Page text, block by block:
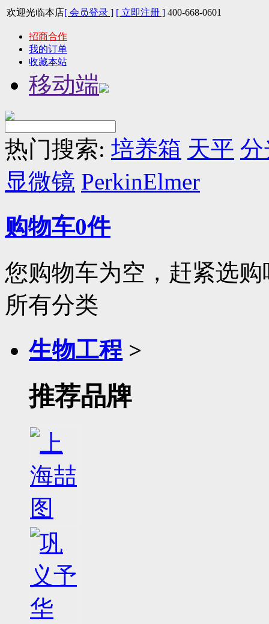
欢迎光临本店[ 会员登录 ] [ 立即注册 ] 400-668-0601
招商合作
我的订单
收藏本站
移动端
热门搜索: 培养箱 天平 分
显微镜 PerkinElmer
购物车0件
您购物车为空，赶紧选购
所有分类
生物工程 >
推荐品牌